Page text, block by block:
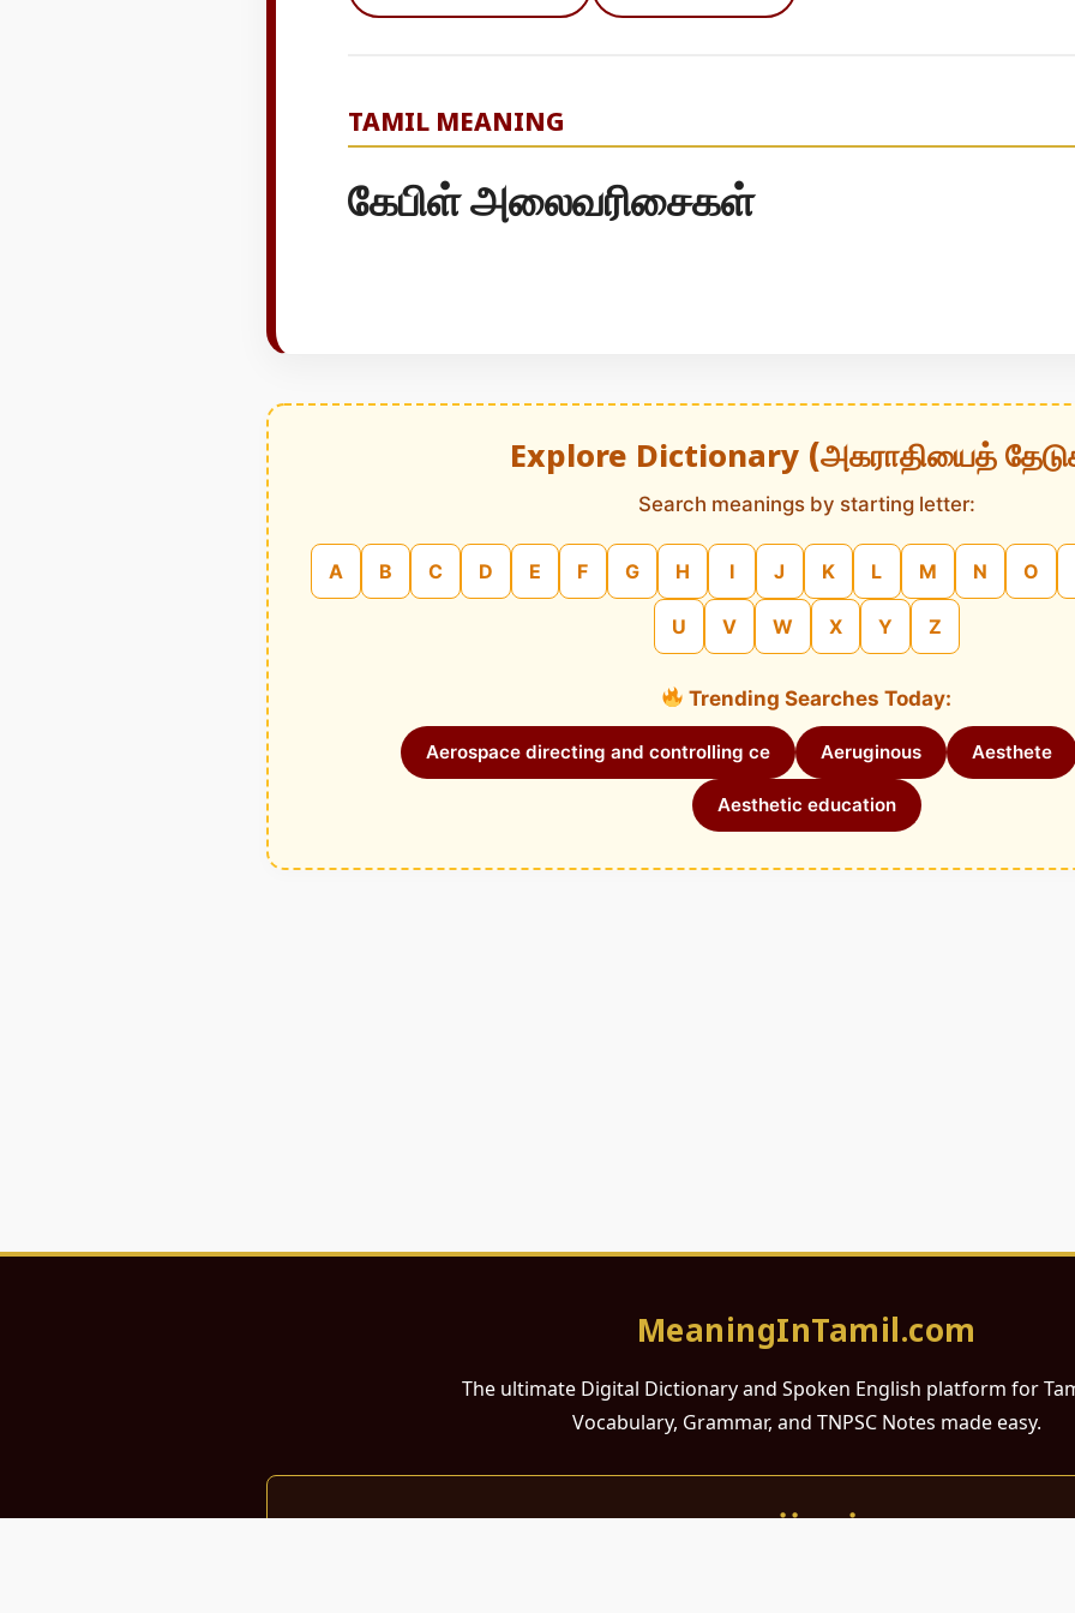
TAMIL MEANING
கேபிள் அலைவரிசைகள்
Explore Dictionary (அகராதியைத்
Search meanings by starting letter:
A B C D E F G H I J K L M N O
U V W X Y Z
Trending Searches Today:
Aerospace directing and controlling ce Aeruginous Aesthete
Aesthetic education
MeaningInTamil.com
The ultimate Digital Dictionary and Spoken English platform for
Vocabulary, Grammar, and TNPSC Notes made easy.
சமர்ப்பணம்